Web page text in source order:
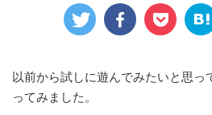
以前から試しに遊んでみたいと思っ
ってみました。